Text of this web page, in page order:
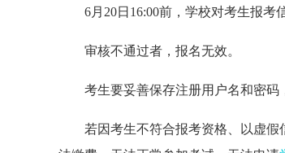
6月20日16:00前，学校对考生报考
审核不通过者，报名无效。
考生要妥善保存注册用户名和密码
若因考生不符合报考资格、以虚